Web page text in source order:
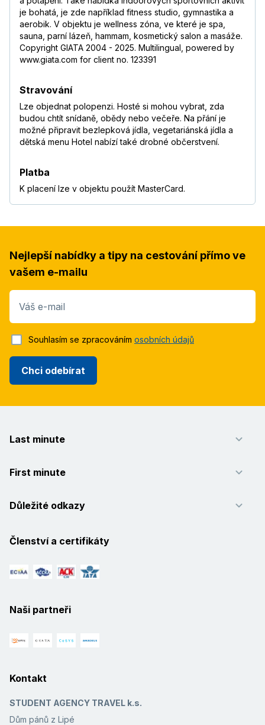
je bohatá, je zde například fitness studio, gymnastika a
aerobik. V objektu je wellness zóna, ve které je spa,
sauna, parní lázeň, hammam, kosmetický salon a masáže.
Copyright GIATA 2004 - 2025. Multilingual, powered by
www.giata.com for client no. 123391
Stravování
Lze objednat polopenzi. Hosté si mohou vybrat, zda
budou chtít snídaně, obědy nebo večeře. Na přání je
možné připravit bezlepková jídla, vegetariánská jídla a
dětská menu Hotel nabízí také drobné občerstvení.
Platba
K placení lze v objektu použít MasterCard.
Nejlepší nabídky a tipy na cestování přímo ve
vašem e-mailu
Váš e-mail
Chci odebírat
Souhlasím se zpracováním osobních údajů
Last minute
First minute
Důležité odkazy
Členství a certifikáty
Naši partneři
Kontakt
STUDENT AGENCY TRAVEL k.s.
Dům pánů z Lipé